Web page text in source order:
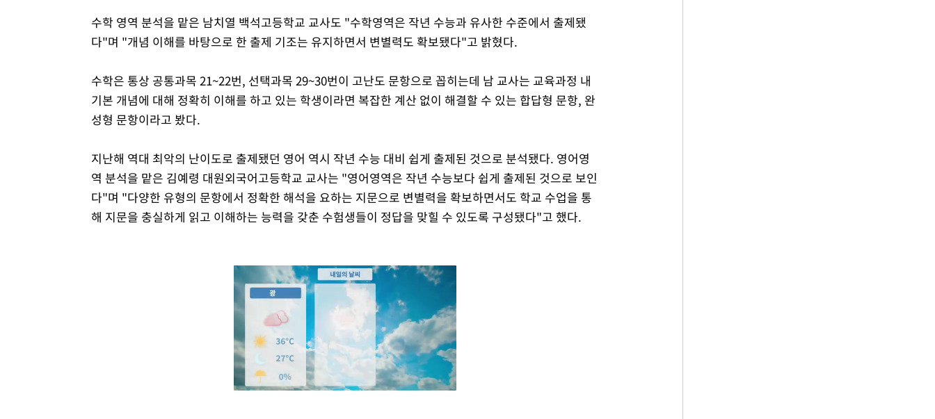
수학 영역 분석을 맡은 남치열 백석고등학교 교사도 "수학영역은 작년 수능과 유사한 수준에서 출제됐
다"며 "개념 이해를 바탕으로 한 출제 기조는 유지하면서 변별력도 확보됐다"고 밝혔다.
수학은 통상 공통과목 21~22번, 선택과목 29~30번이 고난도 문항으로 꼽히는데 남 교사는 교육과정 내
기본 개념에 대해 정확히 이해를 하고 있는 학생이라면 복잡한 계산 없이 해결할 수 있는 합답형 문항, 완
성형 문항이라고 봤다.
지난해 역대 최악의 난이도로 출제됐던 영어 역시 작년 수능 대비 쉽게 출제된 것으로 분석됐다. 영어영
역 분석을 맡은 김예령 대원외국어고등학교 교사는 "영어영역은 작년 수능보다 쉽게 출제된 것으로 보인
다"며 "다양한 유형의 문항에서 정확한 해석을 요하는 지문으로 변별력을 확보하면서도 학교 수업을 통
해 지문을 충실하게 읽고 이해하는 능력을 갖춘 수험생들이 정답을 맞힐 수 있도록 구성됐다"고 했다.